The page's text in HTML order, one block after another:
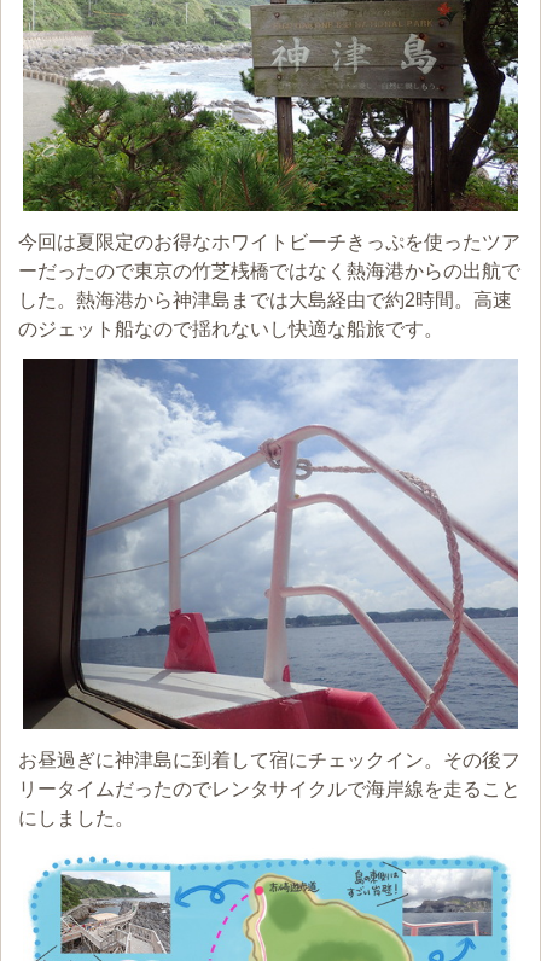
今回は夏限定のお得なホワイトビーチきっぷを使ったツア
ーだったので東京の竹芝桟橋ではなく熱海港からの出航で
した。熱海港から神津島までは大島経由で約2時間。高速
のジェット船なので揺れないし快適な船旅です。
お昼過ぎに神津島に到着して宿にチェックイン。その後フ
リータイムだったのでレンタサイクルで海岸線を走ること
にしました。